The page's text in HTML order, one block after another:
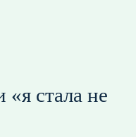
стала не